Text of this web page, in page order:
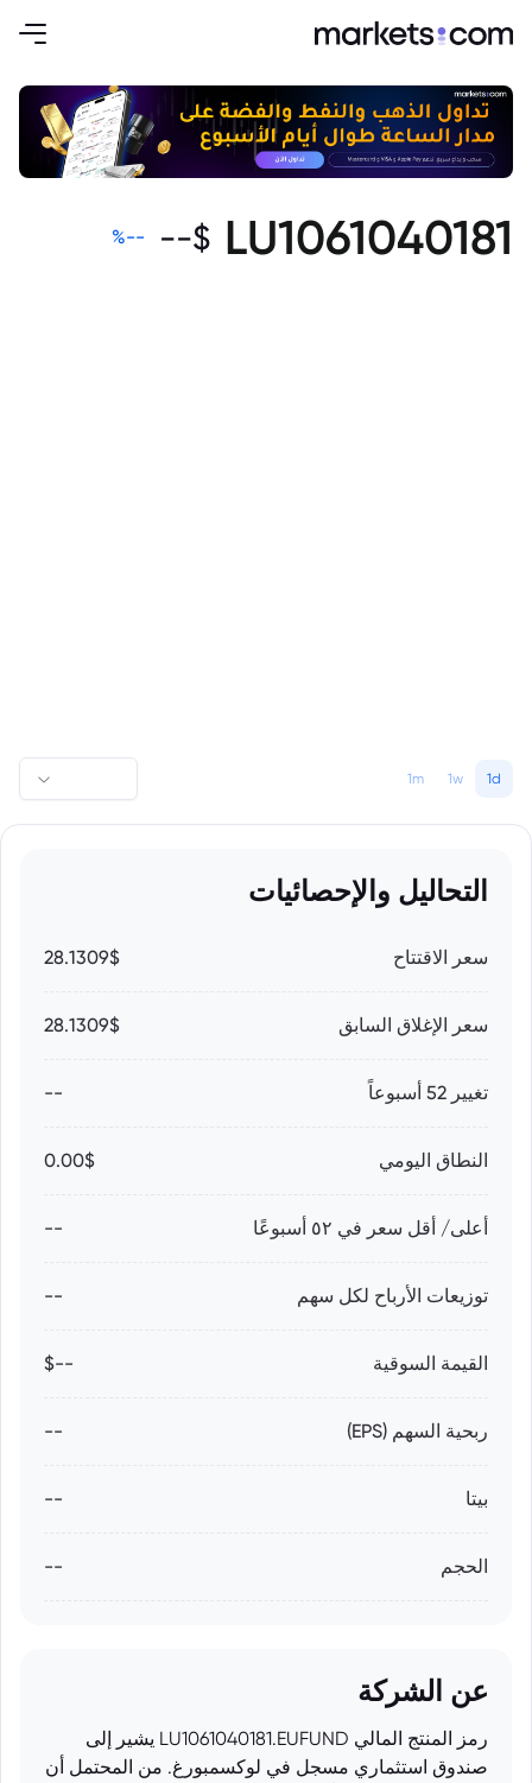
LU1061040181
$
--
--
%
1d
1w
1m
التحاليل والإحصائيات
سعر الاقتتاح 28.1309$
سعر الإغلاق السابق 28.1309$
تغيير 52 أسبوعاً --
النطاق اليومي 0.00$
أعلى/ أقل سعر في ٥٢ أسبوعًا --
توزيعات الأرباح لكل سهم --
القيمة السوقية --$
ربحية السهم (EPS) --
بيتا --
الحجم --
عن الشركة
رمز المنتج المالي LU1061040181.EUFUND يشير إلى
صندوق استثماري مسجل في لوكسمبورغ. من المحتمل أن